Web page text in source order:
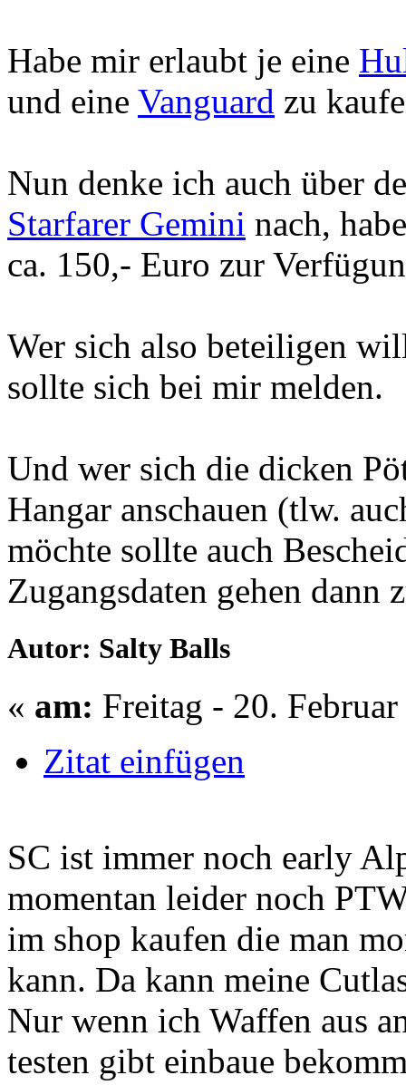
Habe mir erlaubt je eine
und eine Vanguard zu
Nun denke ich auch über
Starfarer Gemini nach,
ca. 150,- Euro zur
Wer sich also beteiligen
sollte sich bei mir melden.
Und wer sich die dicken
Hangar anschauen (tlw.
möchte sollte auch
Zugangsdaten gehen dann
Autor: Salty Balls
« am: Freitag - 20.
Zitat einfügen
SC ist immer noch early
momentan leider noch
im shop kaufen die man
kann. Da kann meine
Nur wenn ich Waffen aus
testen gibt einbaue